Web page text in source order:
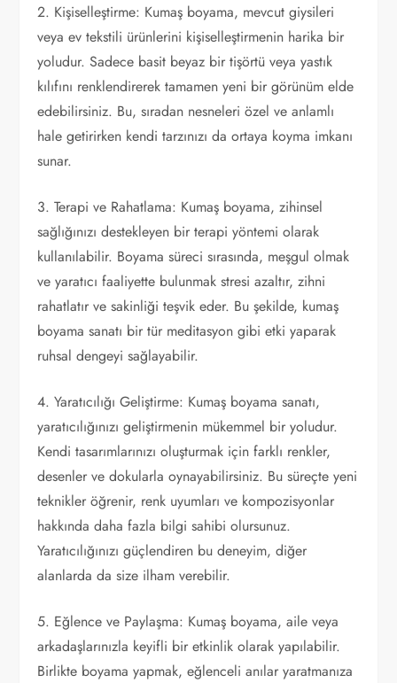
2. Kişiselleştirme: Kumaş boyama, mevcut giysileri
veya ev tekstili ürünlerini kişiselleştirmenin harika bir
yoludur. Sadece basit beyaz bir tişörtü veya yastık
kılıfını renklendirerek tamamen yeni bir görünüm elde
edebilirsiniz. Bu, sıradan nesneleri özel ve anlamlı
hale getirirken kendi tarzınızı da ortaya koyma imkanı
sunar.
3. Terapi ve Rahatlama: Kumaş boyama, zihinsel
sağlığınızı destekleyen bir terapi yöntemi olarak
kullanılabilir. Boyama süreci sırasında, meşgul olmak
ve yaratıcı faaliyette bulunmak stresi azaltır, zihni
rahatlatır ve sakinliği teşvik eder. Bu şekilde, kumaş
boyama sanatı bir tür meditasyon gibi etki yaparak
ruhsal dengeyi sağlayabilir.
4. Yaratıcılığı Geliştirme: Kumaş boyama sanatı,
yaratıcılığınızı geliştirmenin mükemmel bir yoludur.
Kendi tasarımlarınızı oluşturmak için farklı renkler,
desenler ve dokularla oynayabilirsiniz. Bu süreçte yeni
teknikler öğrenir, renk uyumları ve kompozisyonlar
hakkında daha fazla bilgi sahibi olursunuz.
Yaratıcılığınızı güçlendiren bu deneyim, diğer
alanlarda da size ilham verebilir.
5. Eğlence ve Paylaşma: Kumaş boyama, aile veya
arkadaşlarınızla keyifli bir etkinlik olarak yapılabilir.
Birlikte boyama yapmak, eğlenceli anılar yaratmanıza